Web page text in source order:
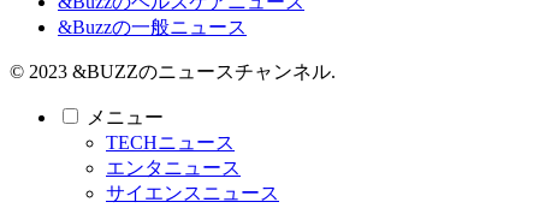
&Buzzの一般ニュース
© 2023 &BUZZのニュースチャンネル.
メニュー
TECHニュース
エンタニュース
サイエンスニュース